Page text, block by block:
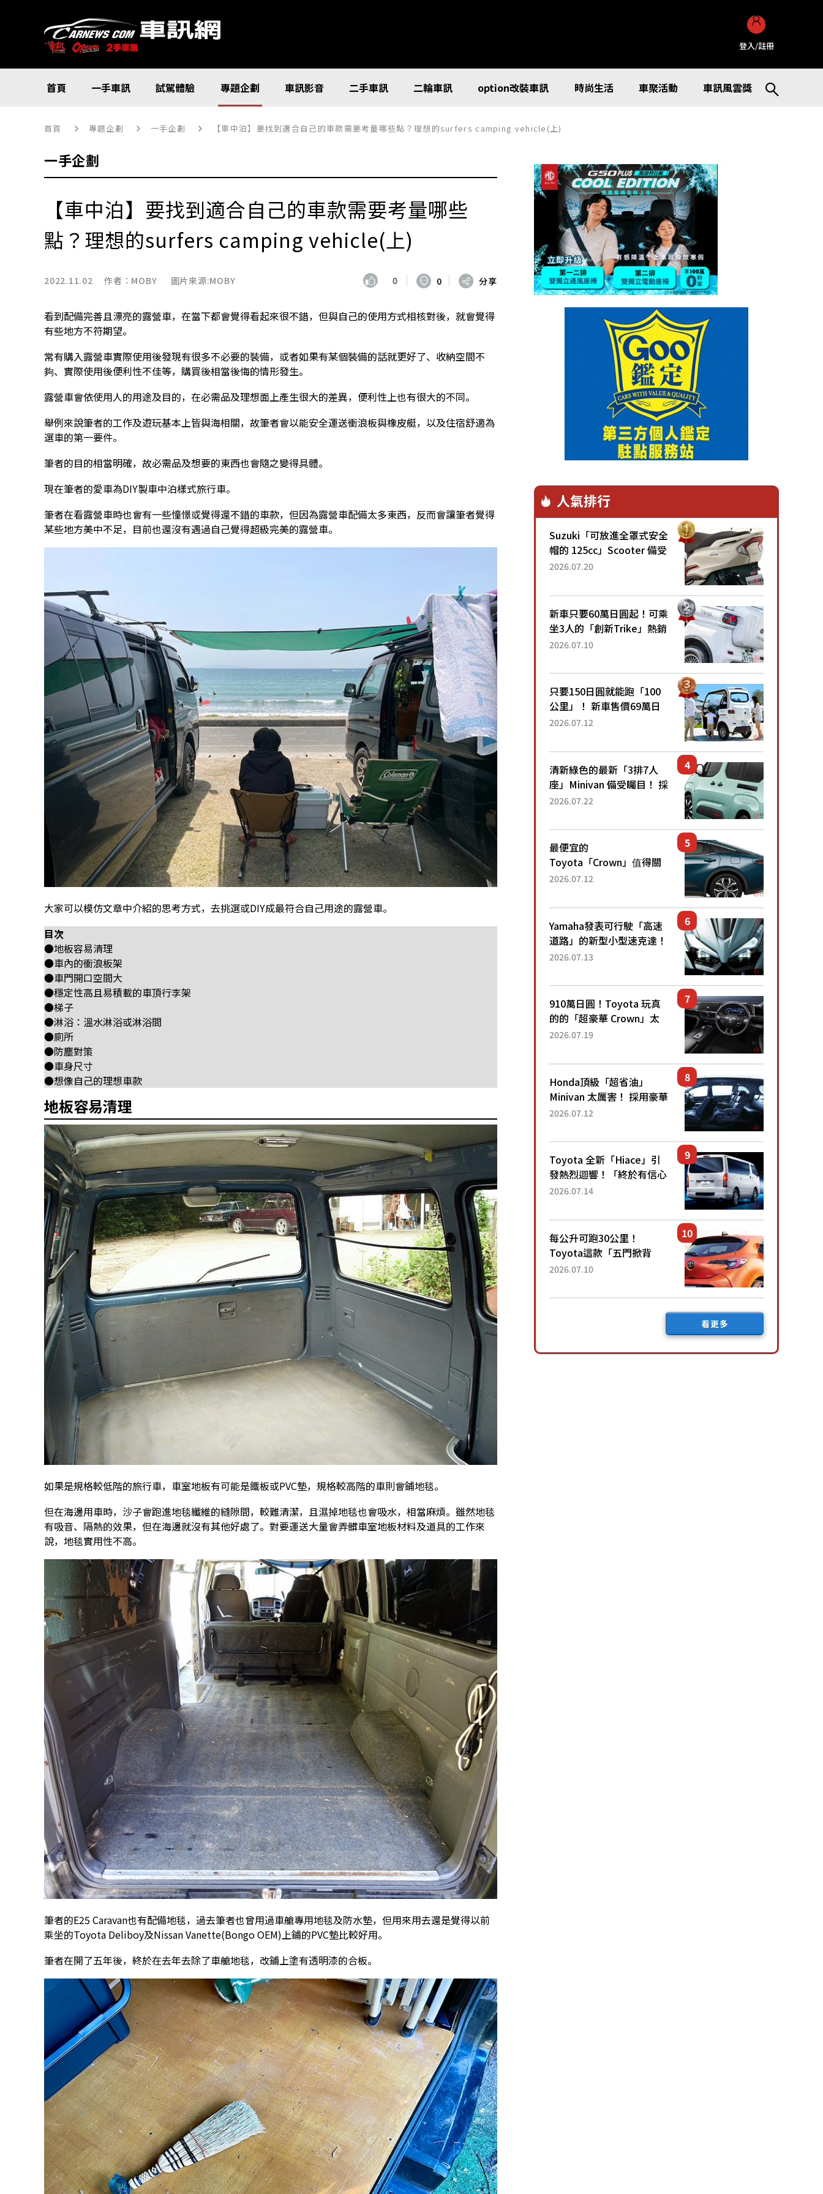
登入/註冊
首頁 一手車訊 試駕體驗 專題企劃 車訊影音 二手車訊 二輪車訊 option改裝車訊 時尚生活 車聚活動 車訊風雲獎
首頁 專題企劃 一手企劃 【車中泊】要找到適合自己的車款需要考量哪些點？理想的surfers camping vehicle(上)
一手企劃
【車中泊】要找到適合自己的車款需要考量哪些
點？理想的surfers camping vehicle(上)
2022.11.02 作者： MOBY 圖片來源:MOBY 0 0 分享
看到配備完善且漂亮的露營車，在當下都會覺得看起來很不錯，但與自己的使用方式相核對後，就會覺得
有些地方不符期望。
常有購入露營車實際使用後發現有很多不必要的裝備，或者如果有某個裝備的話就更好了、收納空間不
夠、實際使用後便利性不佳等，購買後相當後悔的情形發生。
露營車會依使用人的用途及目的，在必需品及理想面上產生很大的差異，便利性上也有很大的不同。
舉例來說筆者的工作及遊玩基本上皆與海相關，故筆者會以能安全運送衝浪板與橡皮艇，以及住宿舒適為
選車的第一要件。
筆者的目的相當明確，故必需品及想要的東西也會隨之變得具體。
現在筆者的愛車為DIY製車中泊樣式旅行車。
筆者在看露營車時也會有一些憧憬或覺得還不錯的車款，但因為露營車配備太多東西，反而會讓筆者覺得
某些地方美中不足，目前也還沒有遇過自己覺得超級完美的露營車。
大家可以模仿文章中介紹的思考方式，去挑選或DIY成最符合自己用途的露營車。
目次
●地板容易清理
●車內的衝浪板架
●車門開口空間大
●穩定性高且易積載的車頂行李架
●梯子
●淋浴：溫水淋浴或淋浴間
●廁所
●防塵對策
●車身尺寸
●想像自己的理想車款
地板容易清理
如果是規格較低階的旅行車，車室地板有可能是鐵板或PVC墊，規格較高階的車則會鋪地毯。
但在海邊用車時，沙子會跑進地毯纖維的縫隙間，較難清潔，且濕掉地毯也會吸水，相當麻煩。雖然地毯
有吸音、隔熱的效果，但在海邊就沒有其他好處了。對要運送大量會弄髒車室地板材料及道具的工作來
說，地毯實用性不高。
筆者的E25 Caravan也有配備地毯，過去筆者也曾用過車艙專用地毯及防水墊，但用來用去還是覺得以前
乘坐的Toyota Deliboy及Nissan Vanette(Bongo OEM)上鋪的PVC墊比較好用。
筆者在開了五年後，終於在去年去除了車艙地毯，改鋪上塗有透明漆的合板。
人氣排行
Suzuki「可放進全罩式安全
帽的 125cc」Scooter 備受
矚目！採用全新流線設計與
已陸續開始出口的新款
「B...
2026.07.20
新車只要60萬日圓起！可乘
坐3人的「創新Trike」熱銷
大賣成為人氣車款！「養車
日圓就能跑100公里」「小
朋友坐得...
2026.07.10
只要150日圓就能跑「100
公里」！ 新車售價69萬日
圓的「3人座」Trike大受歡
為何能迅速熱賣？
2026.07.12
清新綠色的最新「3排7人
座」Minivan 備受矚目！ 採
用全長4.7公尺剛剛好的車
還推出467萬元日圓起的5
人座版...
2026.07.22
最便宜的
Toyota「Crown」值得關
注！ 搭載4WD、每公升
眼！ 配備豐富、超越售價
水準，堪稱高CP值代表的
「...
2026.07.12
Yamaha發表可行駛「高速
道路」的新型小型速克達！
搭載能享受超強勁「渦輪
高階「Super Sport」車款
相同的...
2026.07.13
910萬日圓！Toyota 玩真
的的「超豪華 Crown」太
厲害了！採用由「匠人技
運動化「底盤設定」！還配
備專屬豪華...
2026.07.19
Honda頂級「超省油」
Minivan 太厲害！ 採用豪華
「真皮座椅」與專屬「黑色
公里，兼具優異節能表現與
舒適「三...
2026.07.12
Toyota 全新「Hiace」引
發熱烈迴響！「終於有信心
下訂了！」「哪個等級交車
後竟然還要等「超過半年」
才能交車？...
2026.07.14
每公升可跑30公里！
Toyota這款「五門掀背
車」真的很厲害！ 擁有全
尺寸」，配備全面升級！
2026.07.10
看更多